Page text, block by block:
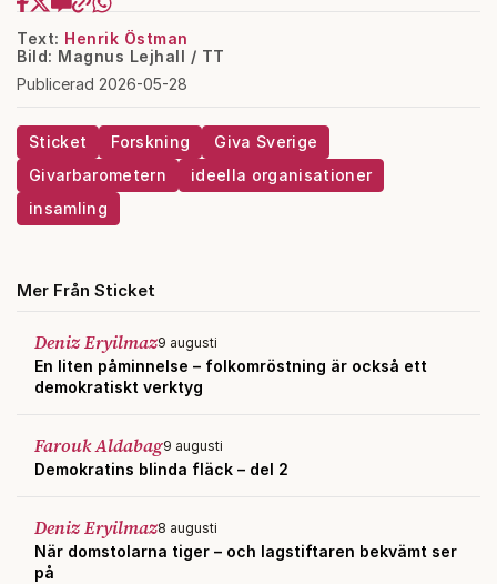
Text: Henrik Östman
Bild: Magnus Lejhall / TT
Publicerad 2026-05-28
Sticket Forskning
Giva Sverige
Givarbarometern
ideella organisationer
insamling
Mer Från Sticket
Deniz Eryilmaz9 augusti
En liten påminnelse – folkomröstning är också ett
demokratiskt verktyg
Farouk Aldabag9 augusti
Demokratins blinda fläck – del 2
Deniz Eryilmaz8 augusti
När domstolarna tiger – och lagstiftaren bekvämt ser
på